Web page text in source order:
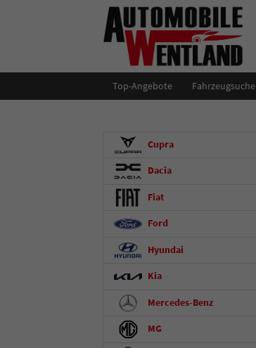
Top-Angebote Fahrzeugsuche
Cupra
Dacia
Fiat
Ford
Hyundai
Kia
Mercedes-Benz
MG